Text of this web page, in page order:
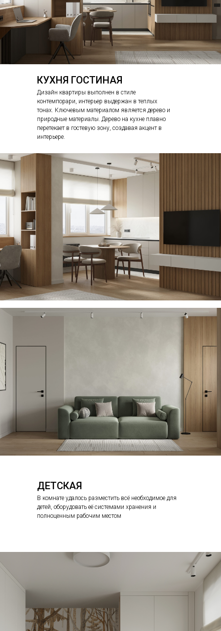
Дизайн квартиры выполнен в стиле
контемпорари, интерьер выдержан в теплых
тонах. Ключевым материалом является дерево и
природные материалы. Дерево на кухне плавно
перетекает в гостевую зону, создавая акцент в
интерьере.
КУХНЯ ГОСТИНАЯ
В комнате удалось разместить всё необходимое для
детей, оборудовать её системами хранения и
полноценным рабочим местом
ДЕТСКАЯ